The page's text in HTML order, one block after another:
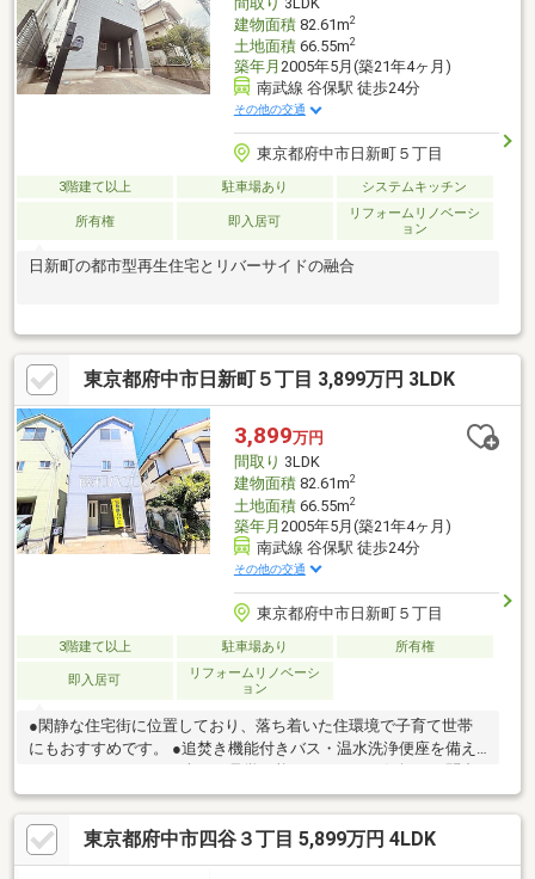
建物面積82.61m2
土地面積66.55m2
築年月 2005年5月(築21年4ヶ月)
南武線 谷保駅 徒歩24分
その他の交通
東京都府中市日新町５丁目
3階建て以上 駐車場あり システムキッチン
所有権 即入居可
リフォームリノベーシ
ョン
日新町の都市型再生住宅とリバーサイドの融合
東京都府中市日新町５丁目 3,899万円 3LDK
3,899万円
間取り 3LDK
建物面積82.61m2
土地面積66.55m2
築年月 2005年5月(築21年4ヶ月)
南武線 谷保駅 徒歩24分
その他の交通
東京都府中市日新町５丁目
3階建て以上 駐車場あり 所有権
即入居可
リフォームリノベーシ
ョン
●閑静な住宅街に位置しており、落ち着いた住環境で子育て世帯
にもおすすめです。 ●追焚き機能付きバス・温水洗浄便座を備え
せくださいませ。
東京都府中市四谷３丁目 5,899万円 4LDK